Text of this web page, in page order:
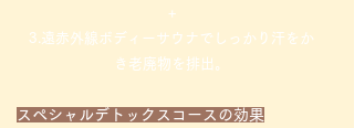
+
3.遠赤外線ボディーサウナでしっかり汗をか
き老廃物を排出。
スペシャルデトックスコースの効果